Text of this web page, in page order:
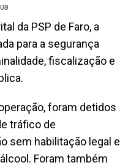
da PSP de Faro, a
para a segurança
fiscalização e
foram detidos
tráfico de
sem habilitação legal e
Foram também